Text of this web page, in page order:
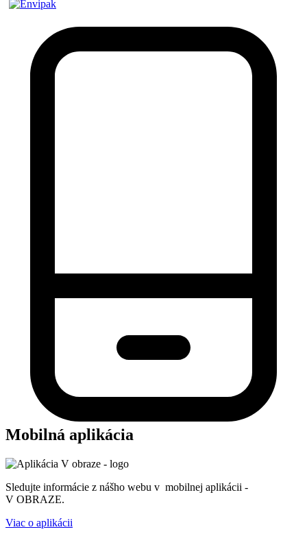
Mobilná aplikácia
Sledujte informácie z nášho webu v mobilnej aplikácii -
V OBRAZE.
Viac o aplikácii